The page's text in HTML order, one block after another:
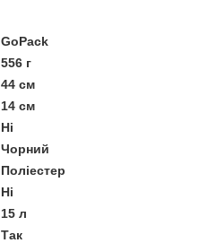
GoPack
556 г
44 см
14 см
Ні
Чорний
Поліестер
Ні
15 л
Так